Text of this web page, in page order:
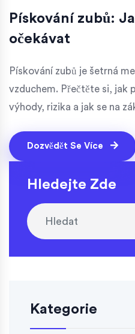
Pískování zubů:
očekávat
Pískování zubů je šetrná
vzduchem. Přečtěte si, jak
výhody, rizika a jak se na
Dozvědět Se Více
Hledejte Zde
Kategorie